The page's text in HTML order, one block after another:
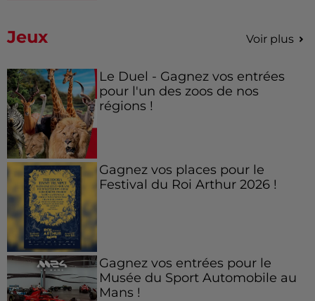
Jeux Voir plus
Le Duel - Gagnez vos entrées
pour l'un des zoos de nos
régions !
Gagnez vos places pour le
Festival du Roi Arthur 2026 !
Gagnez vos entrées pour le
Musée du Sport Automobile au
Mans !